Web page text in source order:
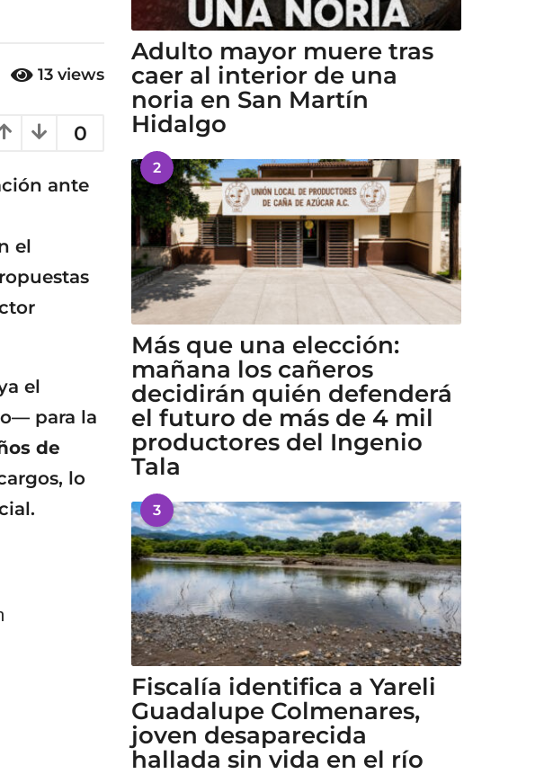
13 views
0
ante
el
el
para la
de
lo
Adulto mayor muere tras
caer al interior de una
noria en San Martín
Hidalgo
2
Más que una elección:
mañana los cañeros
decidirán quién defenderá
el futuro de más de 4 mil
productores del Ingenio
Tala
3
Fiscalía identifica a Yareli
Guadalupe Colmenares,
joven desaparecida
hallada sin vida en el río